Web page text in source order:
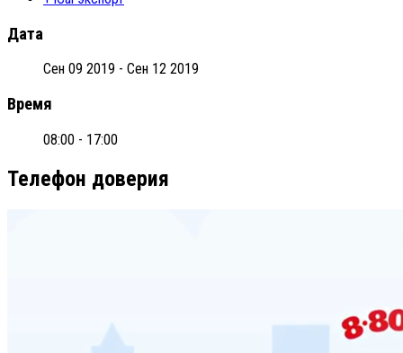
Дата
Сен 09 2019 - Сен 12 2019
Время
08:00 - 17:00
Телефон доверия